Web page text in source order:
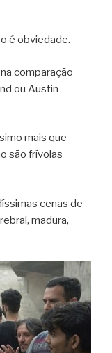
é obviedade.
comparação
ou Austin
mais que
são frívolas
cenas de
madura,